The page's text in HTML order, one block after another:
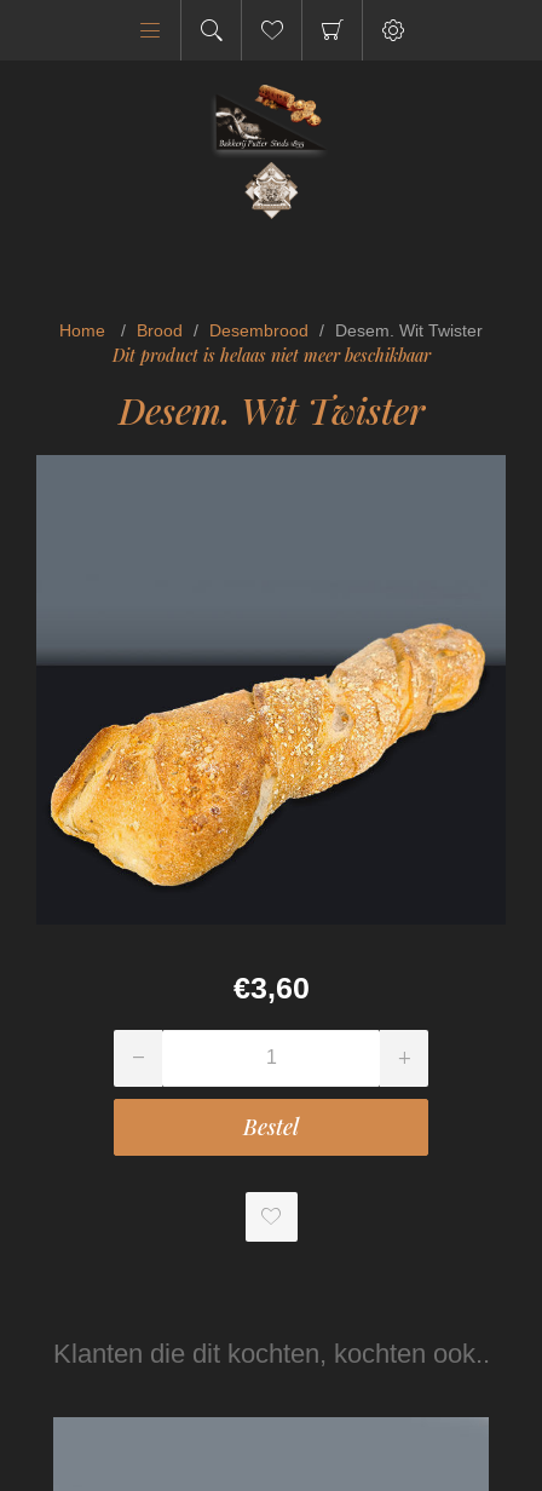
Home / Brood / Desembrood / Desem. Wit Twister
Dit product is helaas niet meer beschikbaar
Desem. Wit Twister
€3,60
Klanten die dit kochten, kochten ook..